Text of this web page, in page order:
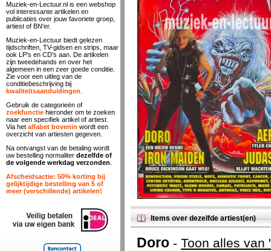
Items over dezelfde artiest(en)
Doro - Toon alles van
Muziek-en-Lectuur.nl is een webshop
vol interessante artikelen en
publicaties over jouw favoriete groep,
artiest of BN'er.
Muziek-en-Lectuur biedt gelezen
tijdschriften, TV-gidsen en strips, maar
ook LP's en CD's aan. De artikelen
zijn tweedehands en over het
algemeen in een zeer goede conditie.
Zie voor een uitleg van de
conditiebeschrijving bij
kwaliteitsaanduidingen
Gebruik de categorieën of
zoekfunctie hieronder om te zoeken
naar een specifiek artikel of artiest.
Via het alfabet bovenin wordt een
overzicht van artiesten gegeven.
Na ontvangst van de betaling wordt
uw bestelling normaliter dezelfde of
de volgende werkdag verzonden
Afscheidsactie: 50% korting bij
gelijktijdige bestelling van 5 of
meer (verschillende) artikelen!